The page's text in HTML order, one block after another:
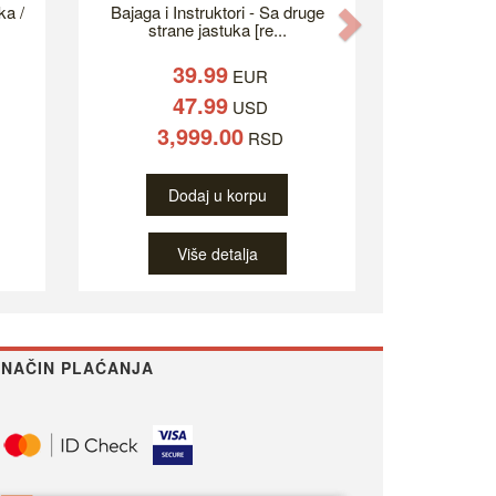
/ Bajaga i Instruktori - Sa druge
strane jastuka [re...
39.99EUR
47.99USD
3,999.00RSD
Dodaj u korpu
Više detalja
NAČIN PLAĆANJA